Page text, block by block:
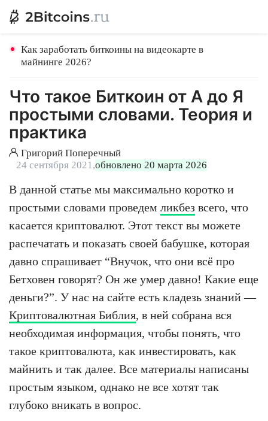
Как заработать биткоины на видеокарте в
майнинге 2026?
Что такое Биткоин от А до Я
простыми словами. Теория и
практика
Григорий Поперечный
24 сентября 2021,обновлено 20 марта 2026
В данной статье мы максимально коротко и
простыми словами проведем ликбез всего, что
касается криптовалют. Этот текст вы можете
распечатать и показать своей бабушке, которая
давно спрашивает “Внучок, что они всё про
Бетховен говорят? Он же умер давно! Какие еще
деньги?”. У нас на сайте есть кладезь знаний —
Криптовалютная Библия, в ней собрана вся
необходимая информация, чтобы понять, что
такое криптовалюта, как инвестировать, как
майнить и так далее. Все материалы написаны
простым языком, однако не все хотят так
глубоко вникать в вопрос.